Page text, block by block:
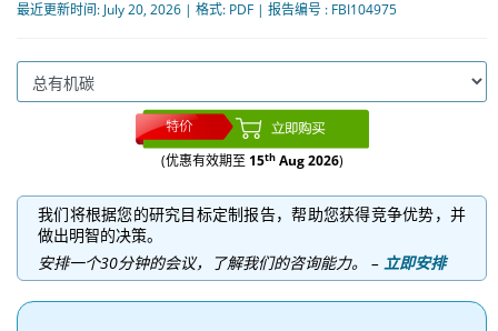
最近更新时间: July 20, 2026 | 格式: PDF | 报告编号 : FBI104975
(优惠有效期至 15thAug 2026)
我们将根据您的研究目标定制报告，帮助您获得竞争优势，并
做出明智的决策。
安排一个30分钟的会议，了解我们的咨询能力。 – 立即安排